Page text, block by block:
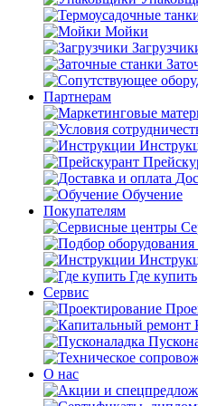
Мойки
Партнерам
Обучение
Покупателям
Где купить
Сервис
О нас